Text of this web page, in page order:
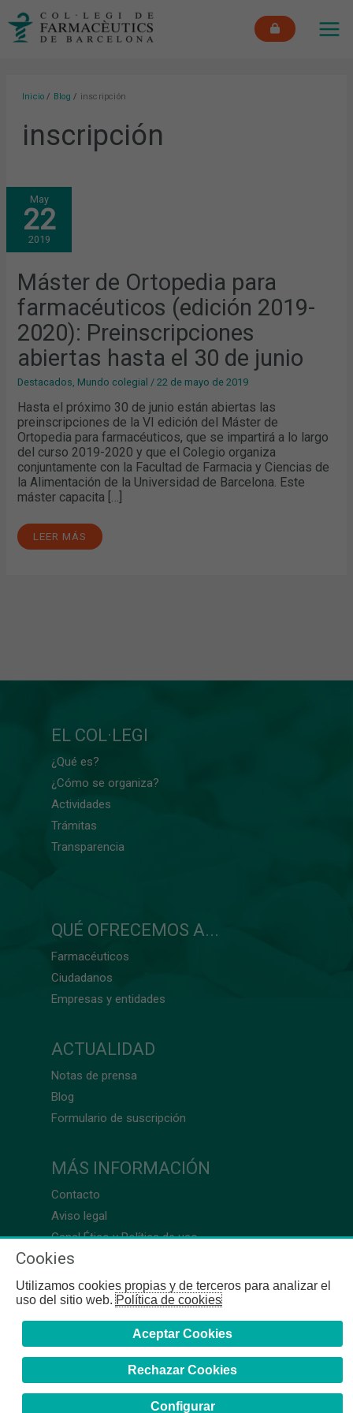
Inicio Blog inscripción
inscripción
May
22
2019
Máster de Ortopedia para
farmacéuticos (edición 2019-
2020): Preinscripciones
abiertas hasta el 30 de junio
Destacados Mundo colegial /22 de mayo de 2019
Hasta el próximo 30 de junio están abiertas las
preinscripciones de la VI edición del Máster de
Ortopedia para farmacéuticos, que se impartirá a lo largo
del curso 2019-2020 y que el Colegio organiza
conjuntamente con la Facultad de Farmacia y Ciencias de
la Alimentación de la Universidad de Barcelona. Este
máster capacita […]
MÁSTER
DE
ORTOPEDIA
PARA
FARMACÉUTICOS
(EDICIÓN
2019-
PREINSCRIPCIONES
ABIERTAS
HASTA
EL
30
DE
JUNIO
LEER MÁS
EL COL·LEGI
¿Qué es?
¿Cómo se organiza?
Actividades
Trámitas
Transparencia
QUÉ OFRECEMOS A...
Farmacéuticos
Ciudadanos
Empresas y entidades
ACTUALIDAD
Notas de prensa
Blog
Formulario de suscripción
MÁS INFORMACIÓN
Contacto
Aviso legal
Canal Ético y Política de uso
Cookies
Utilizamos cookies propias y de terceros para analizar el
uso del sitio web.Política de cookies
Aceptar Cookies
Rechazar Cookies
Configurar